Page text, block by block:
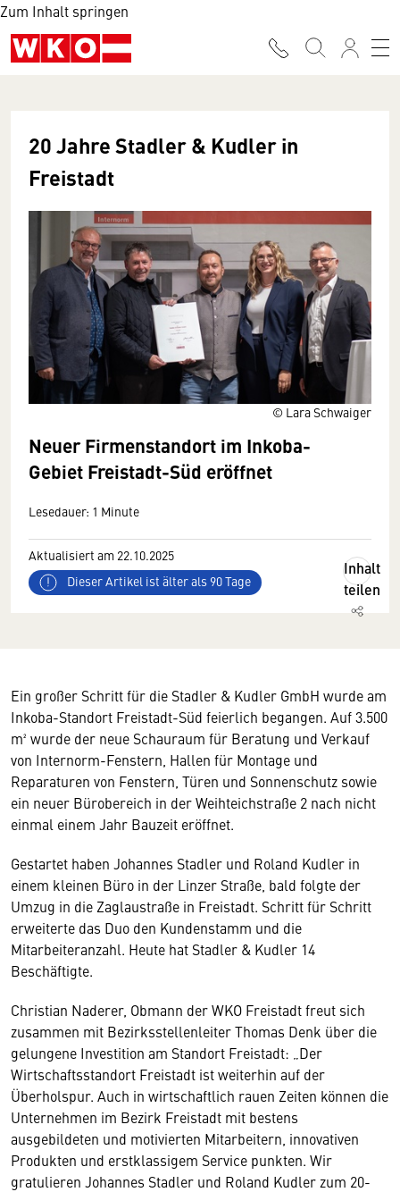
Zum Inhalt springen
© Lara Schwaiger
20 Jahre Stadler & Kudler in
Freistadt
Neuer Firmenstandort im Inkoba-
Gebiet Freistadt-Süd eröffnet
Lesedauer: 1 Minute
Aktualisiert am 22.10.2025
Dieser Artikel ist älter als 90 Tage
Inhalt
teilen
Ein großer Schritt für die Stadler & Kudler GmbH wurde am
Inkoba-Standort Freistadt-Süd feierlich begangen. Auf 3.500
m² wurde der neue Schauraum für Beratung und Verkauf
von Internorm-Fenstern, Hallen für Montage und
Reparaturen von Fenstern, Türen und Sonnenschutz sowie
ein neuer Bürobereich in der Weihteichstraße 2 nach nicht
einmal einem Jahr Bauzeit eröffnet.
Gestartet haben Johannes Stadler und Roland Kudler in
einem kleinen Büro in der Linzer Straße, bald folgte der
Umzug in die Zaglaustraße in Freistadt. Schritt für Schritt
erweiterte das Duo den Kundenstamm und die
Mitarbeiteranzahl. Heute hat Stadler & Kudler 14
Beschäftigte.
Christian Naderer, Obmann der WKO Freistadt freut sich
zusammen mit Bezirksstellenleiter Thomas Denk über die
gelungene Investition am Standort Freistadt: „Der
Wirtschaftsstandort Freistadt ist weiterhin auf der
Überholspur. Auch in wirtschaftlich rauen Zeiten können die
Unternehmen im Bezirk Freistadt mit bestens
ausgebildeten und motivierten Mitarbeitern, innovativen
Produkten und erstklassigem Service punkten. Wir
gratulieren Johannes Stadler und Roland Kudler zum 20-